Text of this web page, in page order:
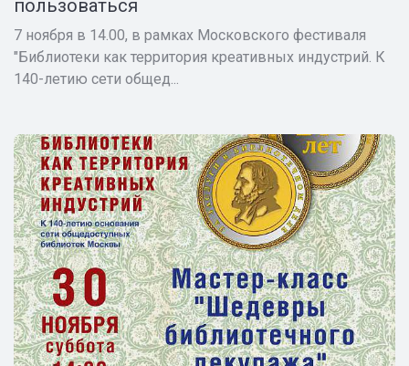
пользоваться
7 ноября в 14.00, в рамках Московского фестиваля
"Библиотеки как территория креативных индустрий. К
140-летию сети общед...